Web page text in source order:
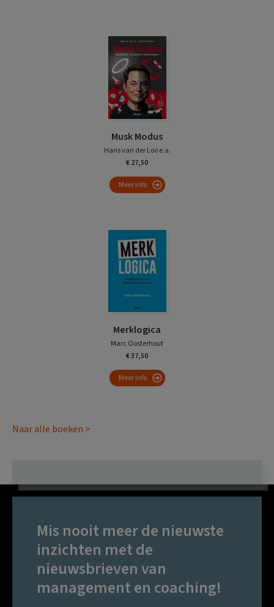
Musk Modus
Hans van der Loo e.a.
€ 27,50
Meer info
Merklogica
Marc Oosterhout
€ 37,50
Meer info
Naar alle boeken >
Mis nooit meer de nieuwste
inzichten met de
nieuwsbrieven van
management en coaching!